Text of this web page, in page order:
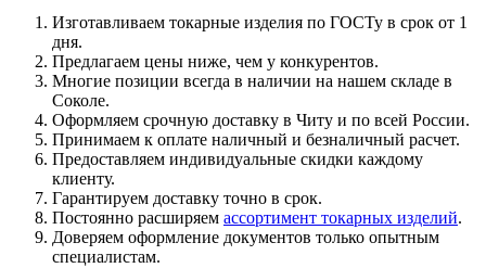
Изготавливаем токарные изделия по ГОСТу в срок от 1
дня.
Предлагаем цены ниже, чем у конкурентов.
Многие позиции всегда в наличии на нашем складе в
Соколе.
Оформляем срочную доставку в Читу и по всей России.
Принимаем к оплате наличный и безналичный расчет.
Предоставляем индивидуальные скидки каждому
клиенту.
Гарантируем доставку точно в срок.
Постоянно расширяем ассортимент токарных изделий.
Доверяем оформление документов только опытным
специалистам.